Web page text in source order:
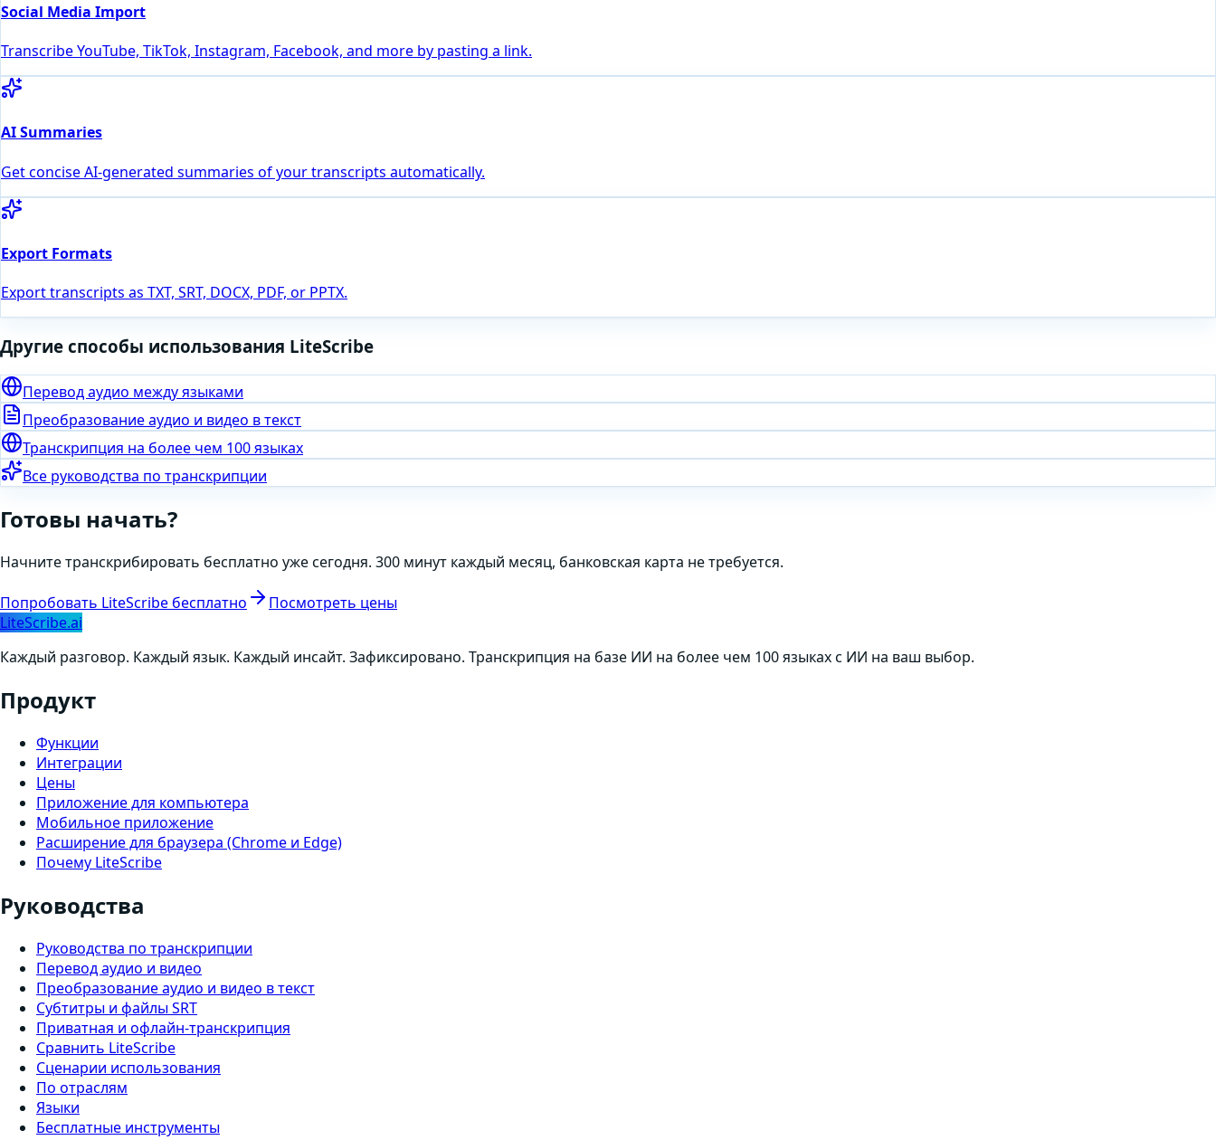
Social Media Import
Transcribe YouTube, TikTok, Instagram, Facebook, and more by pasting a link.
AI Summaries
Get concise AI-generated summaries of your transcripts automatically.
Export Formats
Export transcripts as TXT, SRT, DOCX, PDF, or PPTX.
Другие способы использования LiteScribe
Перевод аудио между языками
Преобразование аудио и видео в текст
Транскрипция на более чем 100 языках
Все руководства по транскрипции
Готовы начать?
Начните транскрибировать бесплатно уже сегодня. 300 минут каждый месяц, банковская карта не требуется.
Попробовать LiteScribe бесплатно
Посмотреть цены
LiteScribe.ai
Каждый разговор. Каждый язык. Каждый инсайт. Зафиксировано. Транскрипция на базе ИИ на более чем 100 языках с ИИ на ваш выбор.
Продукт
Функции
Интеграции
Цены
Приложение для компьютера
Мобильное приложение
Расширение для браузера (Chrome и Edge)
Почему LiteScribe
Руководства
Руководства по транскрипции
Перевод аудио и видео
Преобразование аудио и видео в текст
Субтитры и файлы SRT
Приватная и офлайн-транскрипция
Сравнить LiteScribe
Сценарии использования
По отраслям
Языки
Бесплатные инструменты